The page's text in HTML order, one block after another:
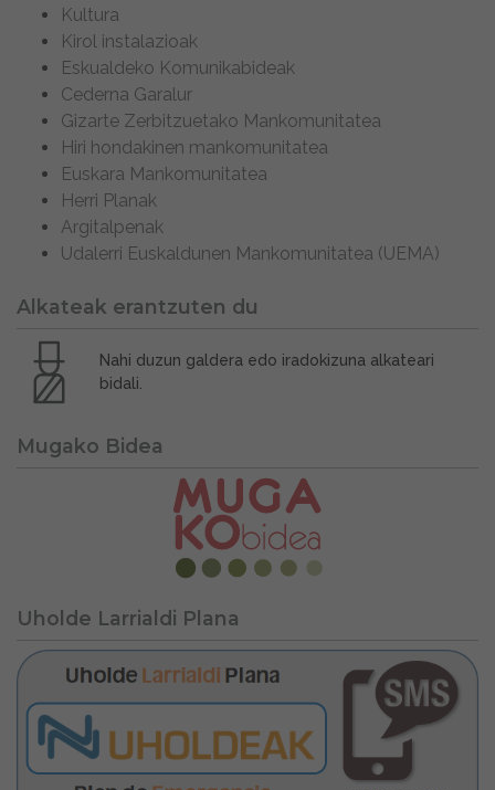
Kultura
Kirol instalazioak
Eskualdeko Komunikabideak
Cederna Garalur
Gizarte Zerbitzuetako Mankomunitatea
Hiri hondakinen mankomunitatea
Euskara Mankomunitatea
Herri Planak
Argitalpenak
Udalerri Euskaldunen Mankomunitatea (UEMA)
Alkateak erantzuten du
Nahi duzun galdera edo iradokizuna alkateari
bidali.
Mugako Bidea
Uholde Larrialdi Plana